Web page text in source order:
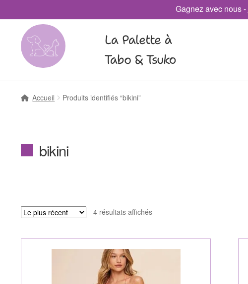
Gagnez avec nous -
La Palette à
Tabo & Tsuko
Accueil Produits identifiés “bikini”
bikini
4 résultats affichés